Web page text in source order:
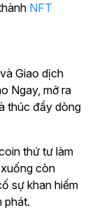
NFT
Giao dịch
Ngay, mở ra
thúc đẩy dòng
thứ tư làm
còn
sự khan hiếm
phát.